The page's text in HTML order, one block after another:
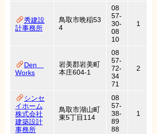
秀建設
計事務所
鳥取市晩稲53
4
08
57-
30-
08
10
1
Den
Works
岩美郡岩美町
本庄604-1
08
57-
72-
34
71
2
シンセ
イホーム
株式会社
建築設計
事務所
鳥取市湖山町
東5丁目114
08
57-
38-
89
88
1